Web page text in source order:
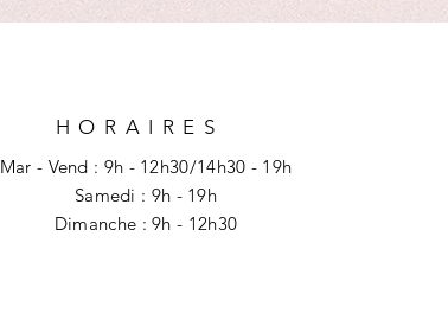
HORAIRES
Mar - Vend : 9h - 12h30/14h30 - 19h
Samedi : 9h - 19h
​​Dimanche : 9h - 12h30